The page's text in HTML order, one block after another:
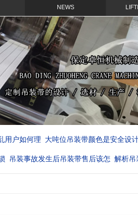
NEWS
用户如何理 大吨位吊装带颜色是安全设
吊装事故发生后吊装带售后该怎 解析吊